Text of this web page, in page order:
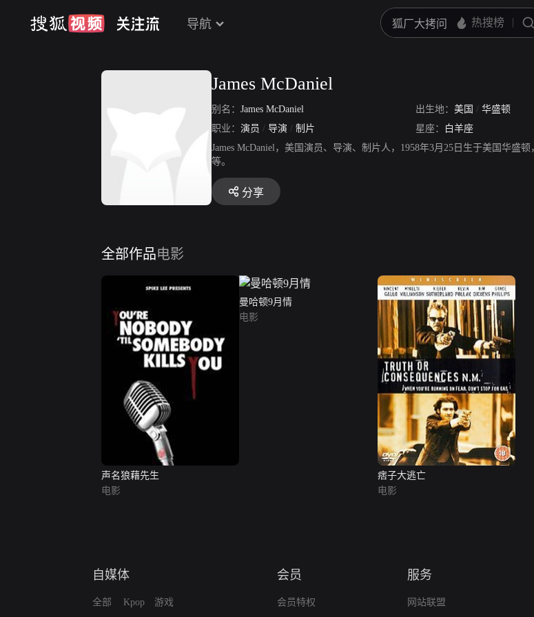
导航
James McDaniel
别名： James McDaniel 出生地： 美国 / 华盛顿
职业： 演员 / 导演 / 制片 星座：
白羊座
James McDaniel，美国演员、导演、制片人，1958年3月25日生于美国华盛
等。
分享
全部作品电影
声名狼藉先生
电影
曼哈顿9月情
电影
痞子大逃亡
电影
自媒体
全部 Kpop 游戏
会员
会员特权
服务
网站联盟